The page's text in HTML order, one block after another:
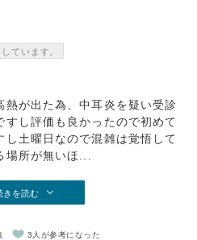
ています。
熱が出た為、中耳炎を疑い受診
すし評価も良かったので初めて
土曜日なので混雑は覚悟して
所が無いほ...
きを読む
3人が参考になった